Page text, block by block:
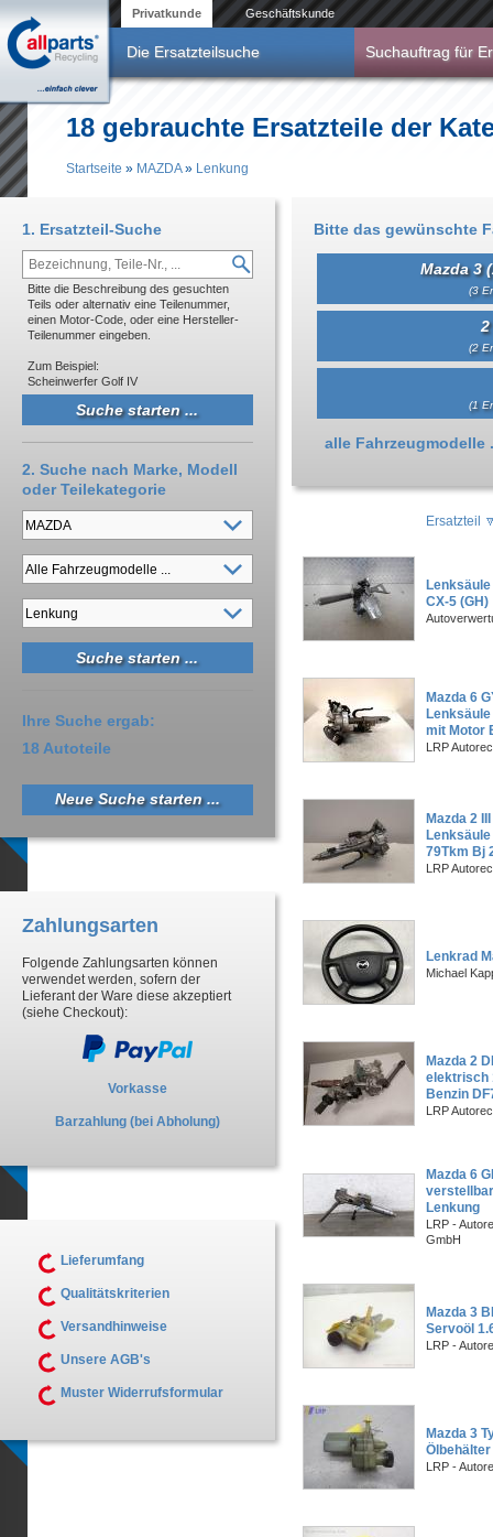
Privatkunde Geschäftskunde
Die Ersatzteilsuche Suchauftrag für
18 gebrauchte Ersatzteile der
Startseite » MAZDA» Lenkung
Bitte das gewünschte
Mazda 3
(3
2
(2
(1
Anzeigen
alle Fahrzeugmodelle
Ersatzteil
CX-5 (GH)
Mazda 6
mit Motor
LRP
Mazda 2
79Tkm Bj
LRP
Lenkrad
Michael
Mazda 2
elektrisch
Benzin
LRP
Mazda 6
Lenkung
LRP -
GmbH
Mazda 3
Servoöl
LRP -
Mazda 3
LRP -
1. Ersatzteil-Suche
Bitte die Beschreibung des gesuchten
Teils oder alternativ eine Teilenummer,
einen Motor-Code, oder eine Hersteller-
Teilenummer eingeben.
Zum Beispiel:
Scheinwerfer Golf IV
2. Suche nach Marke, Modell
oder Teilekategorie
Ihre Suche ergab:
18 Autoteile
Neue Suche starten ...
Zahlungsarten
Folgende Zahlungsarten können
verwendet werden, sofern der
Lieferant der Ware diese akzeptiert
(siehe Checkout):
Vorkasse
Barzahlung (bei Abholung)
Lieferumfang
Qualitätskriterien
Versandhinweise
Unsere AGB's
Muster Widerrufsformular